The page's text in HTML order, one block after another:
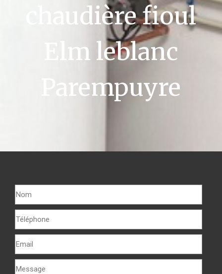
chaudière fioul
Elm leblanc
Parempuyre